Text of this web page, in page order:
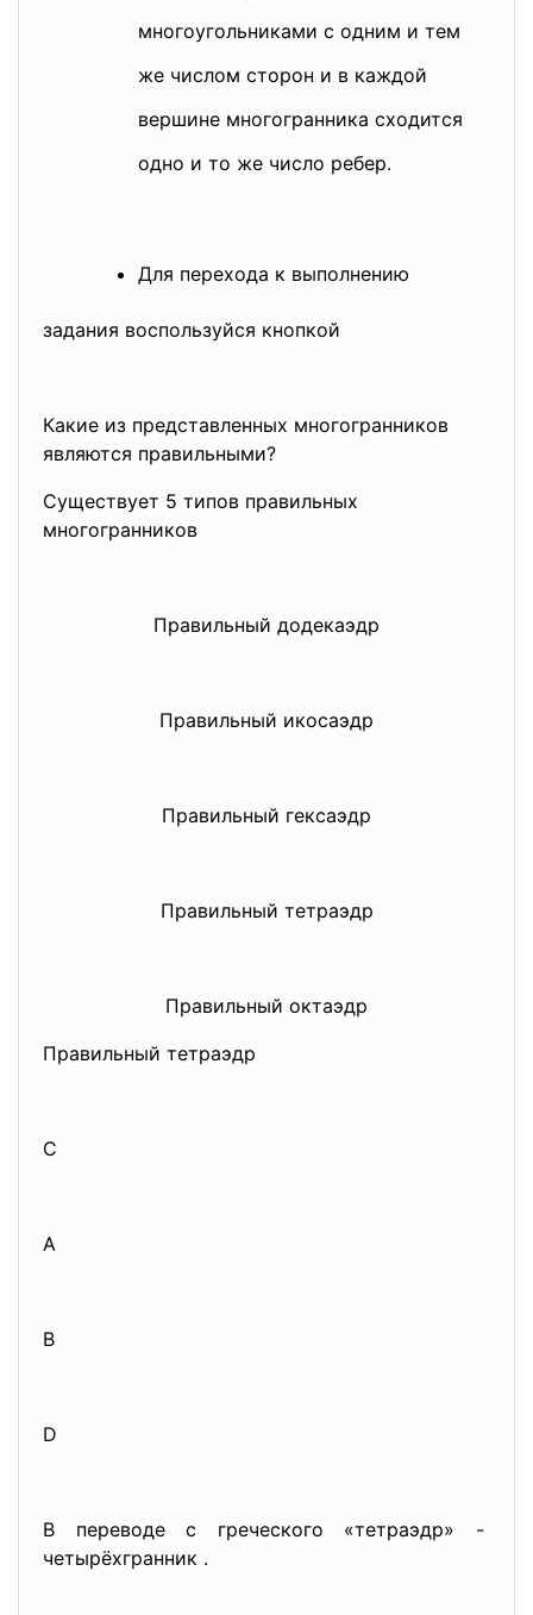
многоугольниками с одним и тем
же числом сторон и в каждой
вершине многогранника сходится
одно и то же число ребер.
Для перехода к выполнению
задания воспользуйся кнопкой
Какие из представленных многогранников
являются правильными?
Существует 5 типов правильных
многогранников
Правильный додекаэдр
Правильный икосаэдр
Правильный гексаэдр
Правильный тетраэдр
Правильный октаэдр
Правильный тетраэдр
C
A
B
D
В переводе с греческого «тетраэдр» -
четырёхгранник .